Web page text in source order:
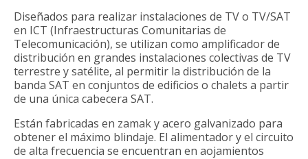
Diseñados para realizar instalaciones de TV o TV/SAT
en ICT (Infraestructuras Comunitarias de
Telecomunicación), se utilizan como amplificador de
distribución en grandes instalaciones colectivas de TV
terrestre y satélite, al permitir la distribución de la
banda SAT en conjuntos de edificios o chalets a partir
de una única cabecera SAT.
Están fabricadas en zamak y acero galvanizado para
obtener el máximo blindaje. El alimentador y el circuito
de alta frecuencia se encuentran en aojamientos